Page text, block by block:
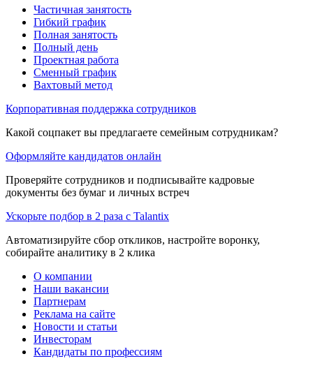
Частичная занятость
Гибкий график
Полная занятость
Полный день
Проектная работа
Сменный график
Вахтовый метод
Корпоративная поддержка сотрудников
Какой соцпакет вы предлагаете семейным сотрудникам?
Оформляйте кандидатов онлайн
Проверяйте сотрудников и подписывайте кадровые
документы без бумаг и личных встреч
Ускорьте подбор в 2 раза с Talantix
Автоматизируйте сбор откликов, настройте воронку,
собирайте аналитику в 2 клика
О компании
Наши вакансии
Партнерам
Реклама на сайте
Новости и статьи
Инвесторам
Кандидаты по профессиям